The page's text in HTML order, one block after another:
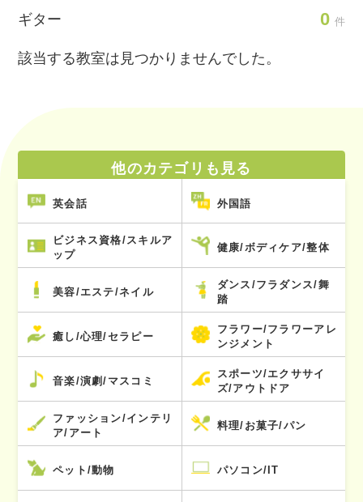
ギター 0 件
該当する教室は見つかりませんでした。
他のカテゴリも見る
英会話 外国語
ビジネス資格/スキルア
ップ
健康/ボディケア/整体
美容/エステ/ネイル
ダンス/フラダンス/舞
踏
癒し/心理/セラピー
フラワー/フラワーアレ
ンジメント
音楽/演劇/マスコミ
スポーツ/エクササイ
ズ/アウトドア
ファッション/インテリ
ア/アート
料理/お菓子/パン
ペット/動物 パソコン/IT